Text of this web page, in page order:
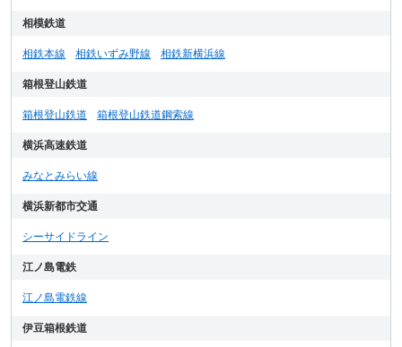
相模鉄道
相鉄本線 相鉄いずみ野線 相鉄新横浜線
箱根登山鉄道
箱根登山鉄道 箱根登山鉄道鋼索線
横浜高速鉄道
みなとみらい線
横浜新都市交通
シーサイドライン
江ノ島電鉄
江ノ島電鉄線
伊豆箱根鉄道